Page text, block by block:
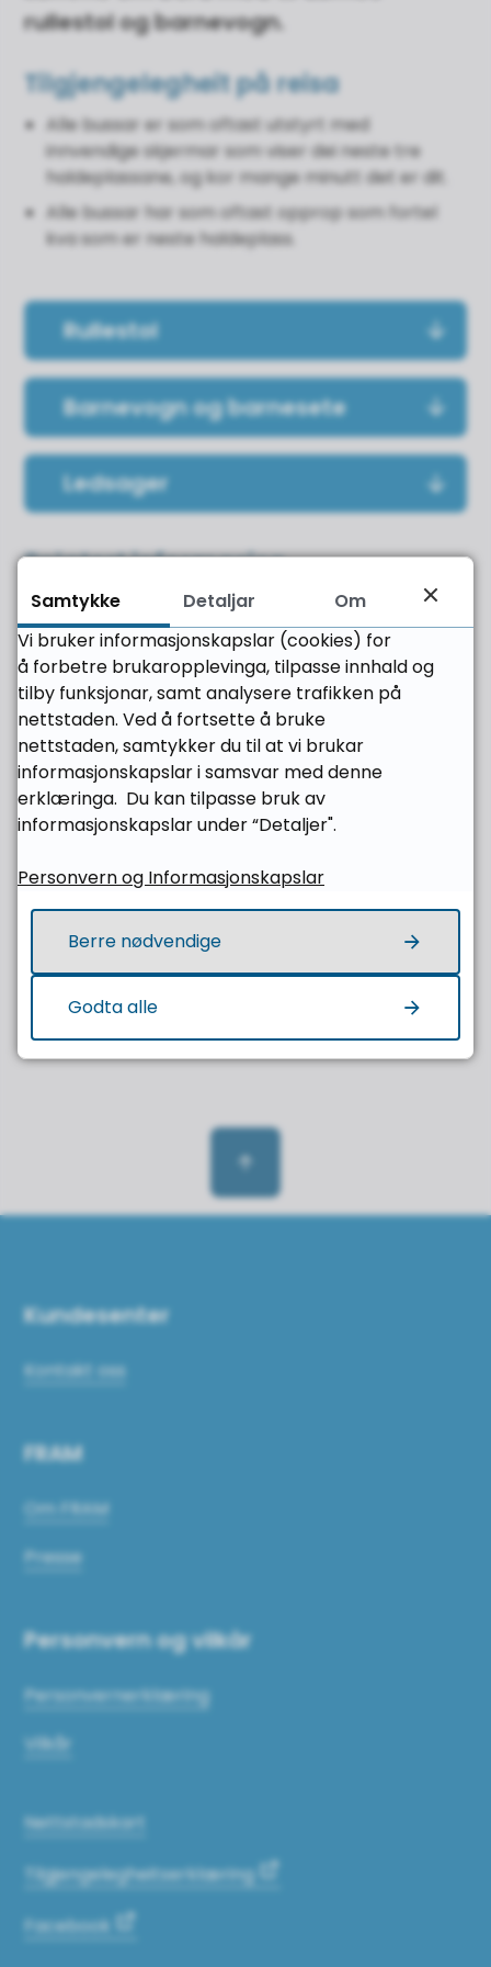
rullestol og barnevogn.
Tilgjengelegheit på reisa
Alle bussar er som oftast utstyrt med
innvendige skjermar som viser dei neste tre
haldeplassane, og kor mange minutt det er dit.
Alle bussar har som oftast opprop som fortel
kva som er neste haldeplass.
Rullestol
Barnevogn og barnesete
Ledsager
Relatert informasjon
Om bord
Tilgjengelegheitserklæring for nettsida
Tilgjengelegheitserklæring for nettbutikken
Tilgjengelegheitserklæring for appen på
iPhone-telefon
Tilgjengelegheitserklæring for appen på
Android-telefon
Ja Nei
Til toppen
Kundesenter
Kontakt oss
FRAM
Om FRAM
Presse
Personvern og vilkår
Personvernerklæring
Vilkår
Nettstadskart
Tilgjengelegheitserklæring
Facebook
Samtykke Detaljar
Om
Vi bruker informasjonskapslar (cookies) for
å forbetre brukaropplevinga, tilpasse innhald og
tilby funksjonar, samt analysere trafikken på
nettstaden. Ved å fortsette å bruke
nettstaden, samtykker du til at vi brukar
informasjonskapslar i samsvar med denne
erklæringa. Du kan tilpasse bruk av
informasjonskapslar under “Detaljer".
Personvern og Informasjonskapslar
Berre nødvendige
Godta alle